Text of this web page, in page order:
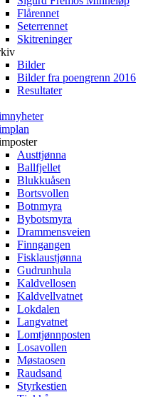
Flårennet
Seterrennet
Skitreninger
Bilder
Bilder fra poengrenn 2016
Resultater
Austtjønna
Ballfjellet
Blukkuåsen
Bortsvollen
Botnmyra
Bybotsmyra
Drammensveien
Finngangen
Fisklaustjønna
Gudrunhula
Kaldvellosen
Kaldvellvatnet
Lokdalen
Langvatnet
Lomtjønnposten
Losavollen
Møstaosen
Raudsand
Styrkestien